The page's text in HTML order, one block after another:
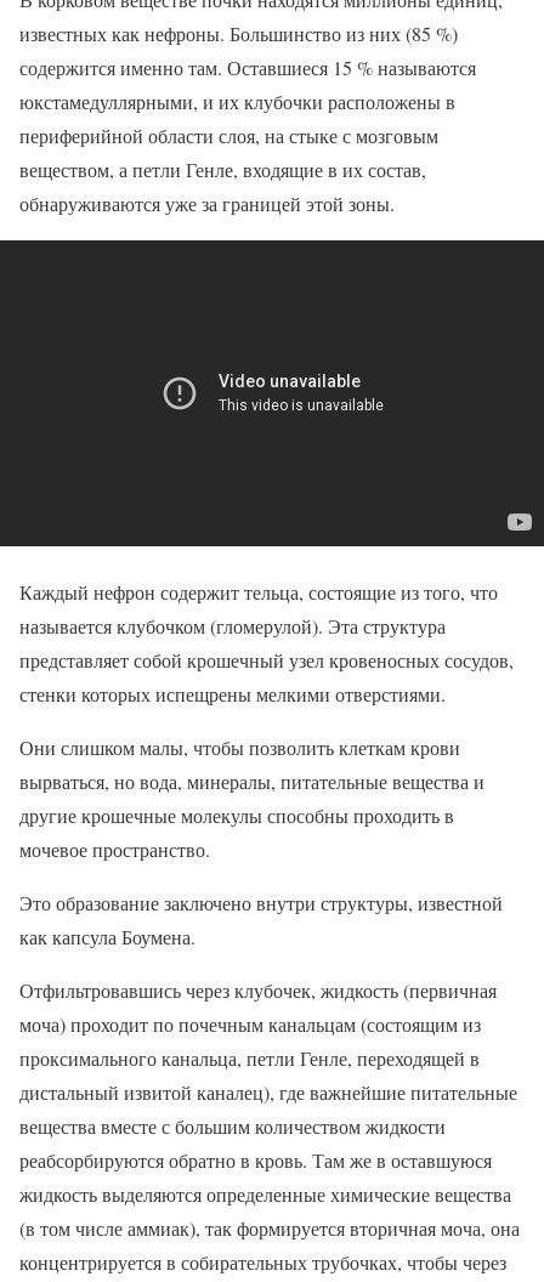
известных как нефроны. Большинство из них (85 %)
содержится именно там. Оставшиеся 15 % называются
юкстамедуллярными, и их клубочки расположены в
периферийной области слоя, на стыке с мозговым
веществом, а петли Генле, входящие в их состав,
обнаруживаются уже за границей этой зоны.
Каждый нефрон содержит тельца, состоящие из того, что
называется клубочком (гломерулой). Эта структура
представляет собой крошечный узел кровеносных сосудов,
стенки которых испещрены мелкими отверстиями.
Они слишком малы, чтобы позволить клеткам крови
вырваться, но вода, минералы, питательные вещества и
другие крошечные молекулы способны проходить в
мочевое пространство.
Это образование заключено внутри структуры, известной
как капсула Боумена.
Отфильтровавшись через клубочек, жидкость (первичная
моча) проходит по почечным канальцам (состоящим из
проксимального канальца, петли Генле, переходящей в
дистальный извитой каналец), где важнейшие питательные
вещества вместе с большим количеством жидкости
реабсорбируются обратно в кровь. Там же в оставшуюся
жидкость выделяются определенные химические вещества
(в том числе аммиак), так формируется вторичная моча, она
концентрируется в собирательных трубочках, чтобы через